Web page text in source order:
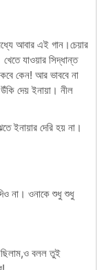
আবার এই গান।চেয়ার
যাওয়ার সিদ্ধান্ত
কেন! আর ভাববে না
দেয় ইনায়া। নীল
ইনায়ার দেরি হয় না।
না। ওনাকে শুধু শুধু
বলল তুই